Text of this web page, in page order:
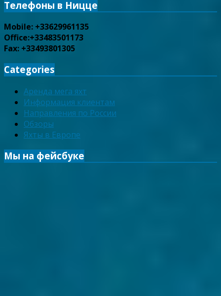
Телефоны в Ницце
Mobile: +33629961135
Office:+33483501173
Fax: +33493801305
Categories
Аренда мега яхт
Информация клиентам
Направления по России
Обзоры
Яхты в Европе
Мы на фейсбуке